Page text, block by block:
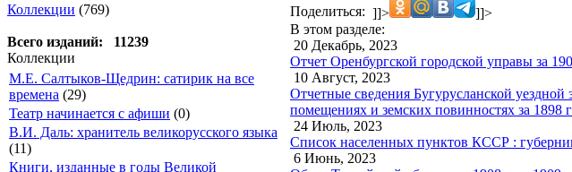
Коллекции (769)
Всего изданий: 11239
Коллекции
М.Е. Салтыков-Щедрин: сатирик на все
времена (29)
Театр начинается с афиши (0)
В.И. Даль: хранитель великорусского языка
(11)
Книги, изданные в годы Великой
Поделиться: ]]>
]]>
В этом разделе:
20 Декабрь, 2023
Отчет Оренбургской городской управы за
10 Август, 2023
Отчетные сведения Бугурусланской уездной
помещениях и земских повинностях за 1898
24 Июль, 2023
Список населенных пунктов КССР :
6 Июнь, 2023